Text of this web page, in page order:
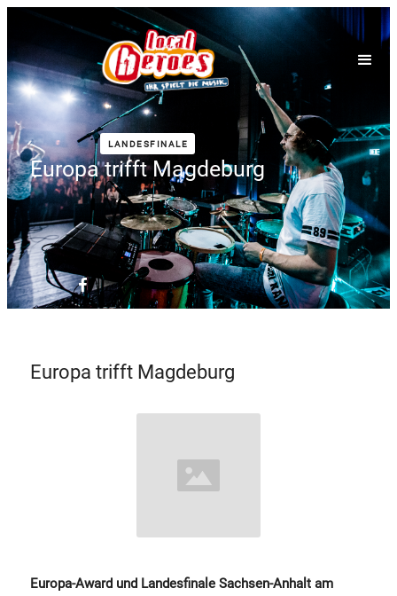
LANDESFINALE
Europa trifft Magdeburg
Europa trifft Magdeburg
Europa-Award und Landesfinale Sachsen-Anhalt am